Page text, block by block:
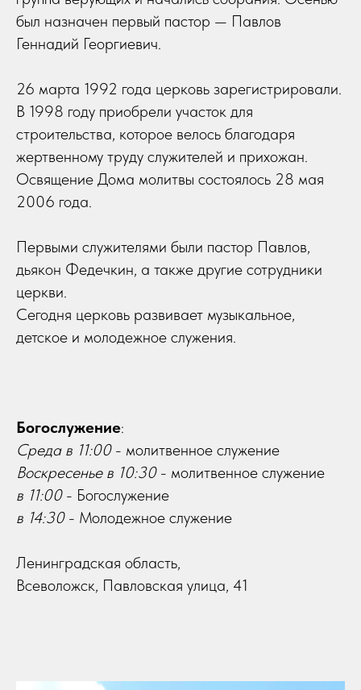
был назначен первый пастор — Павлов
Геннадий Георгиевич.
26 марта 1992 года церковь зарегистрировали.
В 1998 году приобрели участок для
строительства, которое велось благодаря
жертвенному труду служителей и прихожан.
Освящение Дома молитвы состоялось 28 мая
2006 года.
Первыми служителями были пастор Павлов,
дьякон Федечкин, а также другие сотрудники
церкви.
Сегодня церковь развивает музыкальное,
детское и молодежное служения.
Богослужение:
Средав 11:00- молитвенное служение
Воскресенье в 10:30- молитвенное служение
в 11:00 - Богослужение
в 14:30 - Молодежное служение
Ленинградская область,
Всеволожск, Павловская улица, 41